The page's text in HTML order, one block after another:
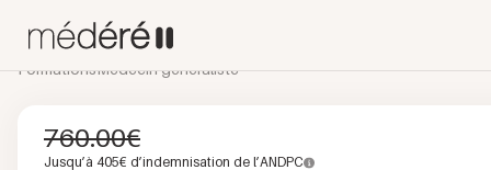
FormationsMédecin généraliste
PROGRAMME INTÉGRÉ
760.00€
Jusqu’à 405€ d’indemnisation de l’ANDPC